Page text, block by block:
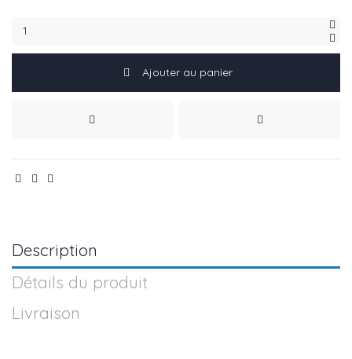
Ajouter au panier
Description
Détails du produit
Livraison